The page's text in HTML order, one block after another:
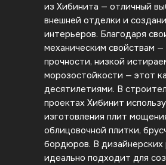
из Хибинита — отличный
внешней отделки и
интерьеров. Благодаря
механическим свойствам —
прочности, низкой
морозостойкости — этот
десятилетиями. В
проектах Хибинит
изготовления плит
облицовочной плитки,
бордюров. В дизайнерских
идеально подходит для